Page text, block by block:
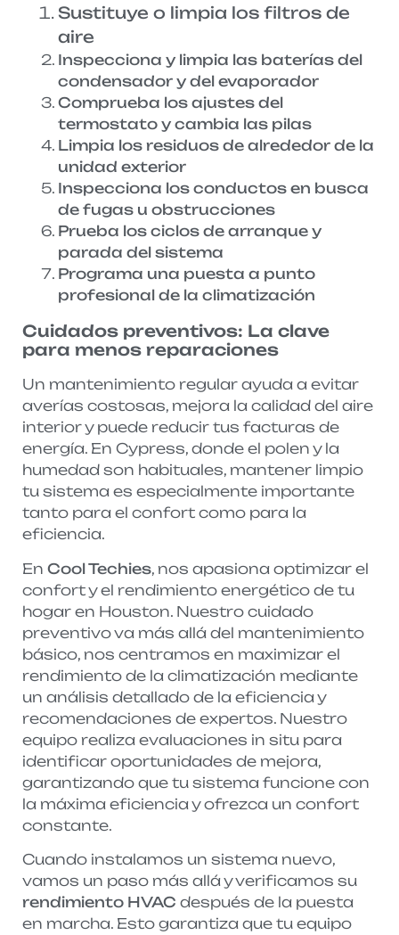
Sustituye o limpia los filtros de
aire
Inspecciona y limpia las baterías del
condensador y del evaporador
Comprueba los ajustes del
termostato y cambia las pilas
Limpia los residuos de alrededor de la
unidad exterior
Inspecciona los conductos en busca
de fugas u obstrucciones
Prueba los ciclos de arranque y
parada del sistema
Programa una puesta a punto
profesional de la climatización
Cuidados preventivos: La clave
para menos reparaciones
Un mantenimiento regular ayuda a evitar
averías costosas, mejora la calidad del aire
interior y puede reducir tus facturas de
energía. En Cypress, donde el polen y la
humedad son habituales, mantener limpio
tu sistema es especialmente importante
tanto para el confort como para la
eficiencia.
En Cool Techies, nos apasiona optimizar el
confort y el rendimiento energético de tu
hogar en Houston. Nuestro cuidado
preventivo va más allá del mantenimiento
básico, nos centramos en maximizar el
rendimiento de la climatización mediante
un análisis detallado de la eficiencia y
recomendaciones de expertos. Nuestro
equipo realiza evaluaciones in situ para
identificar oportunidades de mejora,
garantizando que tu sistema funcione con
la máxima eficiencia y ofrezca un confort
constante.
Cuando instalamos un sistema nuevo,
vamos un paso más allá y verificamos su
rendimiento HVAC después de la puesta
en marcha. Esto garantiza que tu equipo